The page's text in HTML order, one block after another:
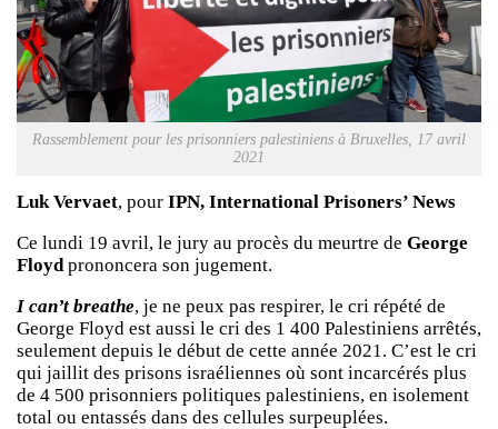
Rassemblement pour les prisonniers palestiniens à Bruxelles, 17 avril
2021
Luk Vervaet, pour IPN, International Prisoners’ News
Ce lundi 19 avril, le jury au procès du meurtre de George
Floydprononcera son jugement.
I can’t breathe, je ne peux pas respirer, le cri répété de
George Floyd est aussi le cri des 1 400 Palestiniens arrêtés,
seulement depuis le début de cette année 2021. C’est le cri
qui jaillit des prisons israéliennes où sont incarcérés plus
de 4 500 prisonniers politiques palestiniens, en isolement
total ou entassés dans des cellules surpeuplées.